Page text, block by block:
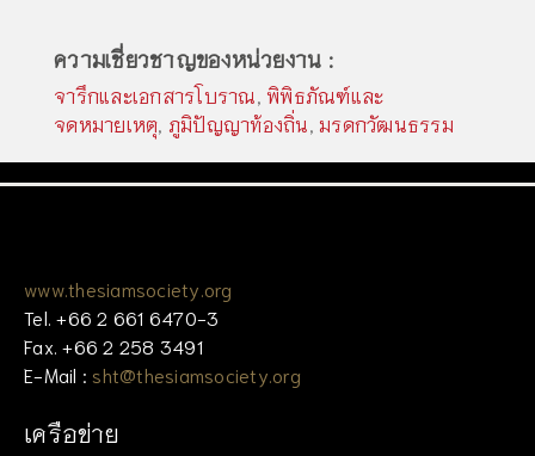
ความเชี่ยวชาญของหน่วยงาน :
จารึกและเอกสารโบราณ พิพิธภัณฑ์และ
จดหมายเหตุ ภูมิปัญญาท้องถิ่น มรดกวัฒนธรรม
www.thesiamsociety.org
Tel. +66 2 661 6470-3
Fax. +66 2 258 3491
E-Mail : sht@thesiamsociety.org
เครือข่าย